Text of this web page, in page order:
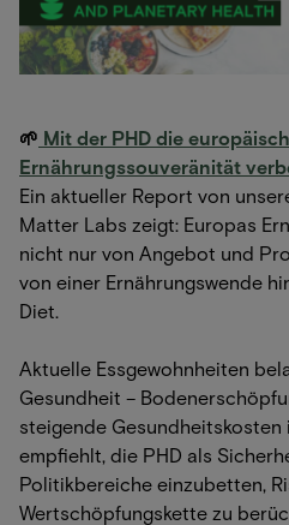
🌱 Mit der PHD die
Ernährungssouveränität
Ein aktueller Report von
Matter Labs zeigt: Europas
nicht nur von Angebot und
von einer Ernährungswende
Diet.
Aktuelle Essgewohnheiten
Gesundheit –
steigende Gesundheitskosten
empfiehlt, die PHD als
Politikbereiche einzubetten,
Wertschöpfungskette zu